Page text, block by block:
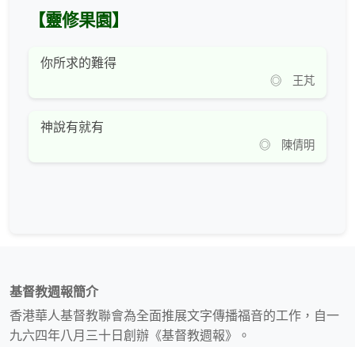
【靈修果園】
你所求的難得
◎ 王芃
神說有就有
◎ 陳倩明
基督教週報簡介
香港華人基督教聯會為全面推展文字傳播福音的工作，自一
九六四年八月三十日創辦《基督教週報》。